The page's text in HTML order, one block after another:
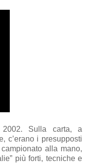
2002. Sulla carta, a
c’erano i presupposti
alla mano,
più forti, tecniche e